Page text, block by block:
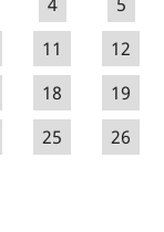
11
12
18
19
25
26